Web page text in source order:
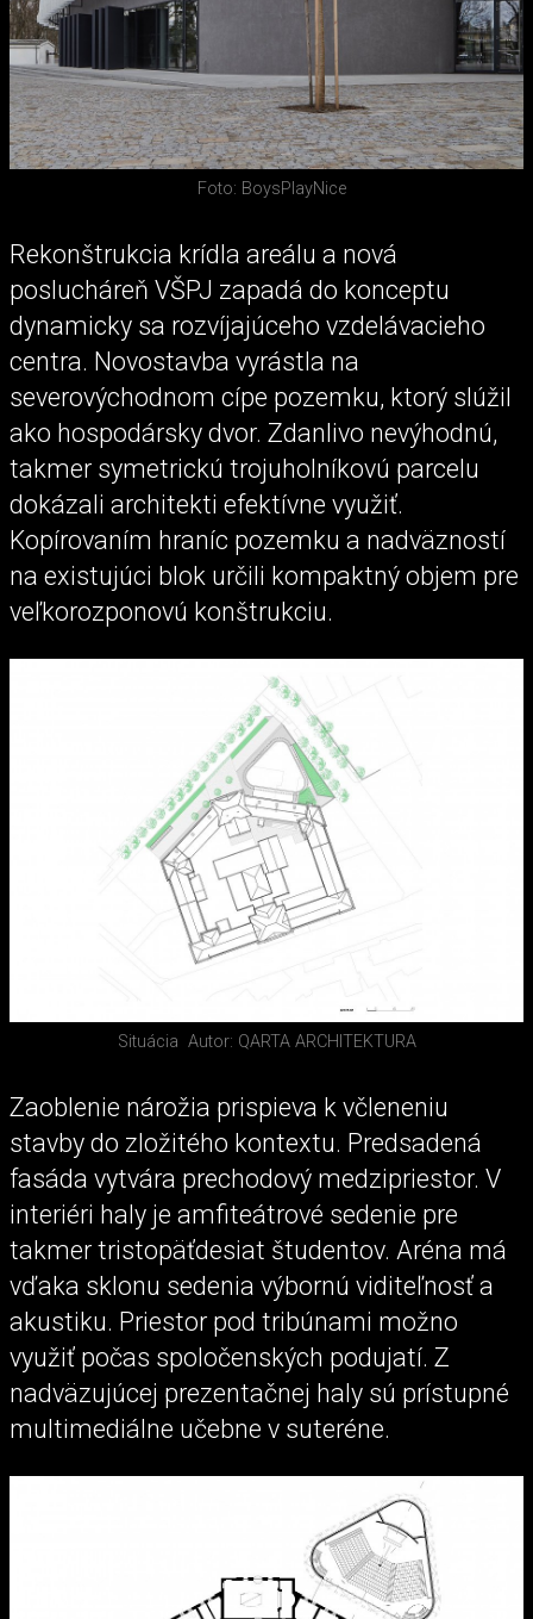
Foto: BoysPlayNice
Rekonštrukcia krídla areálu a nová
poslucháreň VŠPJ zapadá do konceptu
dynamicky sa rozvíjajúceho vzdelávacieho
centra. Novostavba vyrástla na
severovýchodnom cípe pozemku, ktorý slúžil
ako hospodársky dvor. Zdanlivo nevýhodnú,
takmer symetrickú trojuholníkovú parcelu
dokázali architekti efektívne využiť.
Kopírovaním hraníc pozemku a nadväzností
na existujúci blok určili kompaktný objem pre
veľkorozponovú konštrukciu.
Situácia Autor: QARTA ARCHITEKTURA
Zaoblenie nárožia prispieva k včleneniu
stavby do zložitého kontextu. Predsadená
fasáda vytvára prechodový medzipriestor. V
interiéri haly je amfiteátrové sedenie pre
takmer tristopäťdesiat študentov. Aréna má
vďaka sklonu sedenia výbornú viditeľnosť a
akustiku. Priestor pod tribúnami možno
využiť počas spoločenských podujatí. Z
nadväzujúcej prezentačnej haly sú prístupné
multimediálne učebne v suteréne.